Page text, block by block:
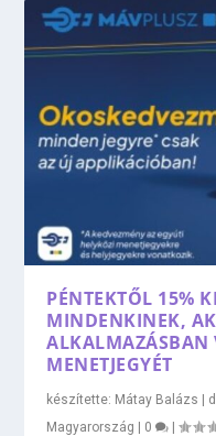
PÉNTEKTŐL 15%
MINDENKINEK,
ALKALMAZÁSBAN
MENETJEGYÉT
készítette: Mátay Balázs |
Magyarország | 0 |